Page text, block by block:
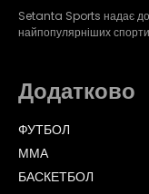
Setanta Sports надає
найпопулярніших
Додатково
ФУТБОЛ
ММА
БАСКЕТБОЛ